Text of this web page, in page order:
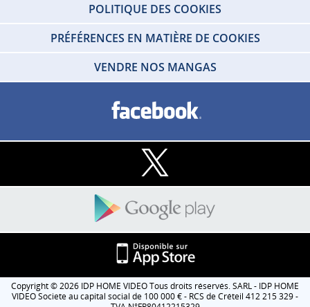
POLITIQUE DES COOKIES
PRÉFÉRENCES EN MATIÈRE DE COOKIES
VENDRE NOS MANGAS
Copyright © 2026 IDP HOME VIDEO Tous droits réservés. SARL - IDP HOME
VIDEO Societe au capital social de 100 000 € - RCS de Créteil 412 215 329 -